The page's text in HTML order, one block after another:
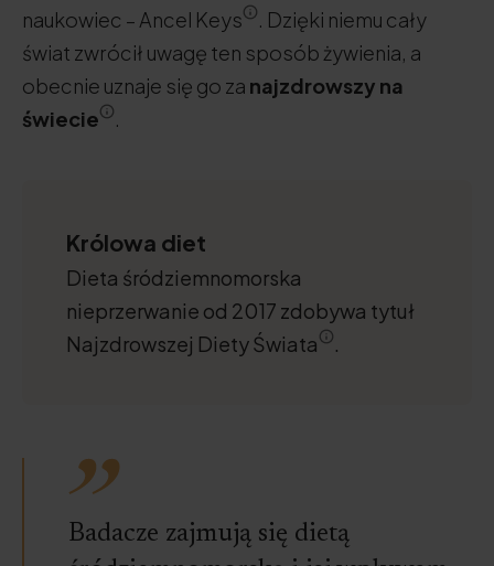
naukowiec – Ancel Keys
. Dzięki niemu cały
świat zwrócił uwagę ten sposób żywienia, a
obecnie uznaje się go za najzdrowszy na
świecie
.
Królowa diet
Dieta śródziemnomorska
nieprzerwanie od 2017 zdobywa tytuł
Najzdrowszej Diety Świata
.
Badacze zajmują się dietą